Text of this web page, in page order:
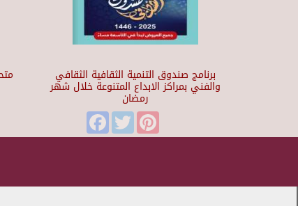
برنامج صندوق التنمية الثقافية الثقافي
والفني بمراكز الابداع المتنوعة خلال شهر
رمضان
FacebookTwitterPinterest